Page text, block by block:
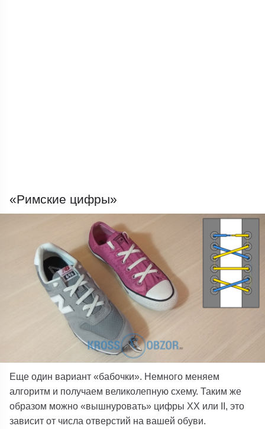
«Римские цифры»
Еще один вариант «бабочки». Немного меняем
алгоритм и получаем великолепную схему. Таким же
образом можно «вышнуровать» цифры XX или II, это
зависит от числа отверстий на вашей обуви.